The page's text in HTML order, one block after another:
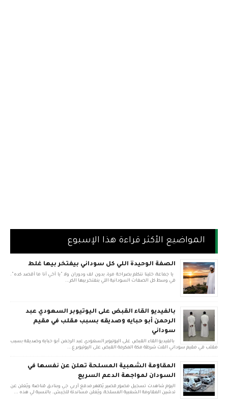
المواضيع الأكثر قراءة هذا الإسبوع
الصفة الوحيدة اللي كل سوداني بيفتخر بيها غلط
يا جماعة، خلينا نتكلم بصراحة مرة، بدون لف ودوران ولا "يا أخي أنا ما أقصد كده".
في وسط كل الصفات السودانية اللي بنفتخر بيها الكر...
بالفيديو القاء القبض على اليوتيوبر السعودي عبد
الرحمن أبو حبايه وصديقه بسبب مقلب في مقيم
سوداني
بالفيديو القاء القبض على اليوتيوبر السعودي عبد الرحمن أبو حبايه وصديقه بسبب
مقلب في مقيم سوداني القت شرطة مكة المكرمة القبض على اليوتيوبر ع...
المقاومة الشعبية المسلحة تعلن عن نفسها في
السودان لمواجهة الدعم السريع
اليوم شاهدت تسجيل مصور قصير يُظهر مدفع آر بي جي وبنادق قناصة ويُعلن عن
تدشين المقاومة الشعبية المسلحة، ويُعلن مساندته للجيش. بالنسبة لي هذه ...